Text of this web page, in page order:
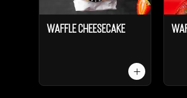
Waffle Cheesecake